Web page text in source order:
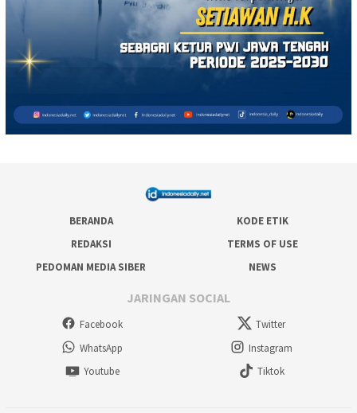
BERANDA
KODE ETIK
REDAKSI
TERMS OF USE
PEDOMAN MEDIA SIBER
NEWS
JARINGAN SOCIAL
Facebook
Twitter
WhatsApp
Instagram
Youtube
Tiktok